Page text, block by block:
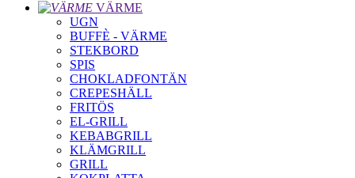
VÄRME
UGN
BUFFÈ - VÄRME
STEKBORD
SPIS
CHOKLADFONTÄN
CREPESHÄLL
FRITÖS
EL-GRILL
KEBABGRILL
KLÄMGRILL
GRILL